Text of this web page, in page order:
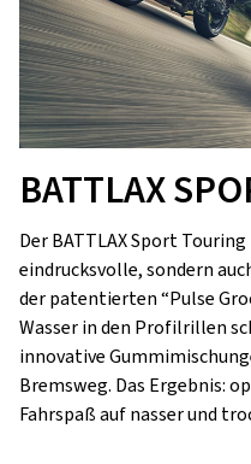
BATTLAX
Der BATTLAX Sport
eindrucksvolle, sondern
der patentierten “Pulse
Wasser in den Profilrillen
innovative
Bremsweg. Das Ergebnis:
Fahrspaß auf nasser und